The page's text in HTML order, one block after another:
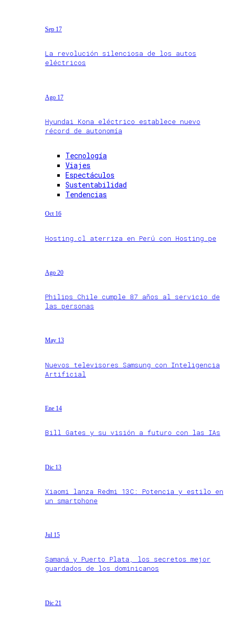
Sep 17
La revolución silenciosa de los autos
eléctricos
Ago 17
Hyundai Kona eléctrico establece nuevo
récord de autonomía
Tecnología
Viajes
Espectáculos
Sustentabilidad
Tendencias
Oct 16
Hosting.cl aterriza en Perú con Hosting.pe
Ago 20
Philips Chile cumple 87 años al servicio de
las personas
May 13
Nuevos televisores Samsung con Inteligencia
Artificial
Ene 14
Bill Gates y su visión a futuro con las IAs
Dic 13
Xiaomi lanza Redmi 13C: Potencia y estilo en
un smartphone
Jul 15
Samaná y Puerto Plata, los secretos mejor
guardados de los dominicanos
Dic 21